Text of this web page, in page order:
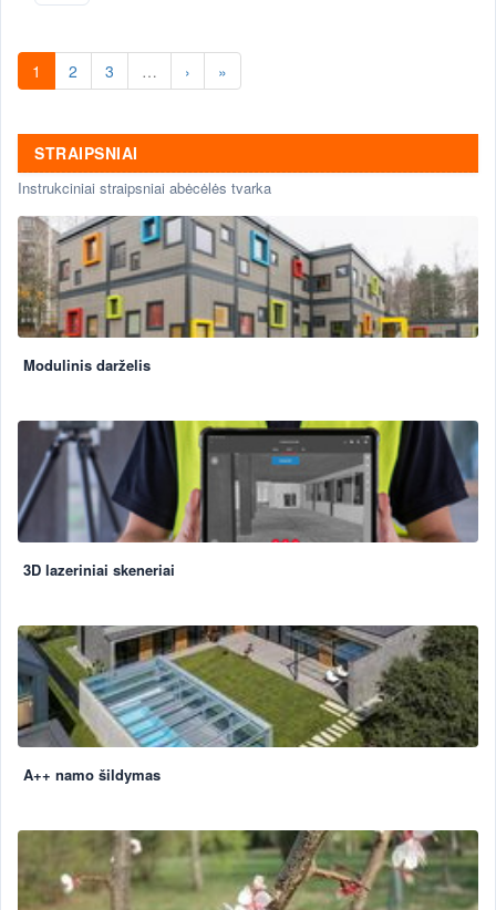
1 2 3 … › »
STRAIPSNIAI
Instrukciniai straipsniai abėcėlės tvarka
Modulinis darželis
3D lazeriniai skeneriai
A++ namo šildymas